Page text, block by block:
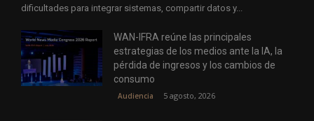
dificultades para integrar sistemas, compartir datos y...
WAN-IFRA reúne las principales
estrategias de los medios ante la IA, la
pérdida de ingresos y los cambios de
consumo
Audiencia 5 agosto, 2026